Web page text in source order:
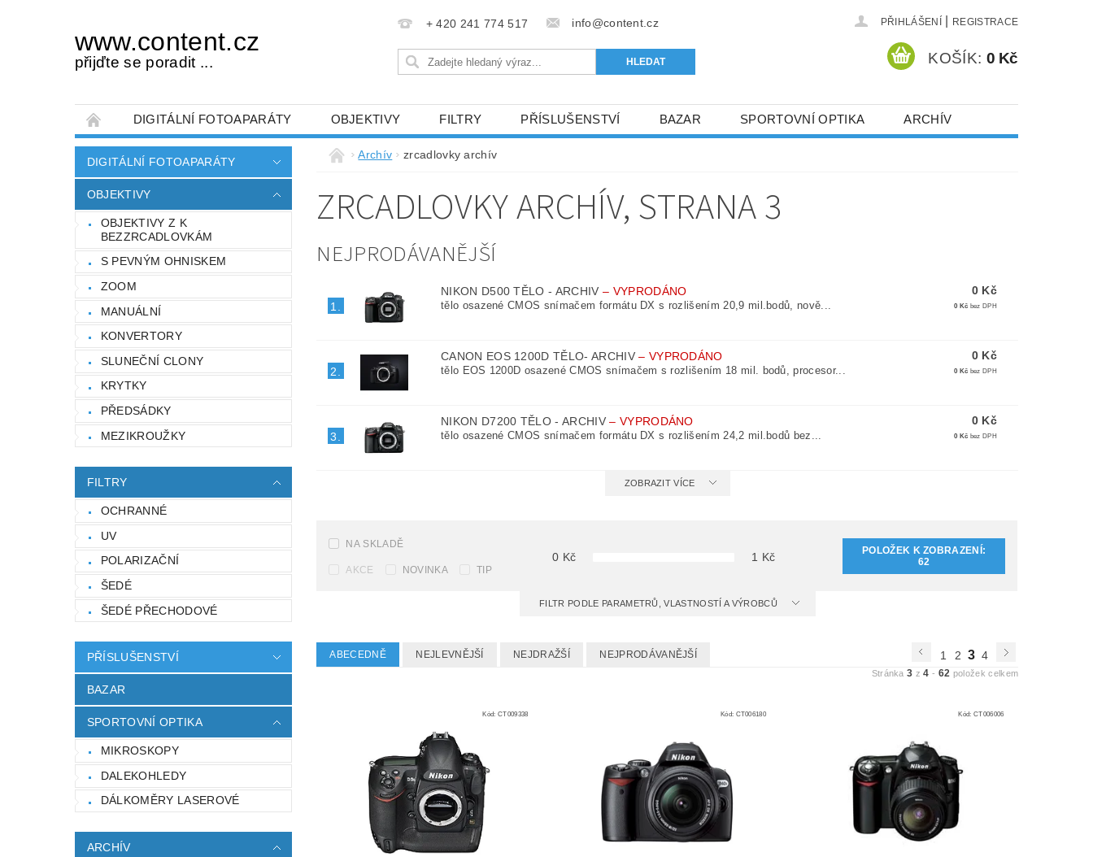
www.content.cz
přijďte se poradit ...
+ 420 241 774 517 info@content.cz PŘIHLÁŠENÍ REGISTRACE
KOŠÍK: 0 Kč
DIGITÁLNÍ FOTOAPARÁTY OBJEKTIVY FILTRY PŘÍSLUŠENSTVÍ BAZAR SPORTOVNÍ OPTIKA ARCHÍV
OBCHODNÍ PODMÍNKY NAPIŠTE NÁM KONTAKTY
DIGITÁLNÍ FOTOAPARÁTY
OBJEKTIVY
OBJEKTIVY Z K
BEZZRCADLOVKÁM
S PEVNÝM OHNISKEM
ZOOM
MANUÁLNÍ
KONVERTORY
SLUNEČNÍ CLONY
KRYTKY
PŘEDSÁDKY
MEZIKROUŽKY
FILTRY
OCHRANNÉ
UV
POLARIZAČNÍ
ŠEDÉ
ŠEDÉ PŘECHODOVÉ
PŘÍSLUŠENSTVÍ
BAZAR
SPORTOVNÍ OPTIKA
MIKROSKOPY
DALEKOHLEDY
DÁLKOMĚRY LASEROVÉ
ARCHÍV
Archív zrcadlovky archív
ZRCADLOVKY ARCHÍV, STRANA 3
NEJPRODÁVANĚJŠÍ
1.
NIKON D500 TĚLO - ARCHIV – VYPRODÁNO
tělo osazené CMOS snímačem formátu DX s rozlišením 20,9 mil.bodů, nově...
0 Kč
0 Kč bez DPH
2.
CANON EOS 1200D TĚLO- ARCHIV– VYPRODÁNO
tělo EOS 1200D osazené CMOS snímačem s rozlišením 18 mil. bodů, procesor...
0 Kč
0 Kč bez DPH
3.
NIKON D7200 TĚLO - ARCHIV– VYPRODÁNO
tělo osazené CMOS snímačem formátu DX s rozlišením 24,2 mil.bodů bez...
0 Kč
0 Kč bez DPH
ZOBRAZIT VÍCE
NA SKLADĚ
AKCE NOVINKA TIP
0 Kč 1 Kč
POLOŽEK K ZOBRAZENÍ:
62
FILTR PODLE PARAMETRŮ, VLASTNOSTÍ A VÝROBCŮ
ABECEDNĚ NEJLEVNĚJŠÍ NEJDRAŽŠÍ NEJPRODÁVANĚJŠÍ 1 2 3 4
Stránka3 z4 - 62 položek celkem
Kód: CT009338 Kód: CT006180 Kód:CT006006